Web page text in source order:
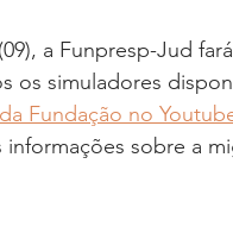
a Funpresp-Jud
os simuladores
Fundação no
informações sobre a